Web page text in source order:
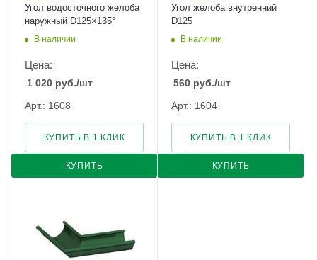
Угол водосточного желоба
наружный D125×135°
В наличии
Цена:
1 020 руб./шт
Арт.: 1608
КУПИТЬ
КУПИТЬ В 1 КЛИК
Угол желоба внутренний
D125
В наличии
Цена:
560 руб./шт
Арт.: 1604
КУПИТЬ
КУПИТЬ В 1 КЛИК